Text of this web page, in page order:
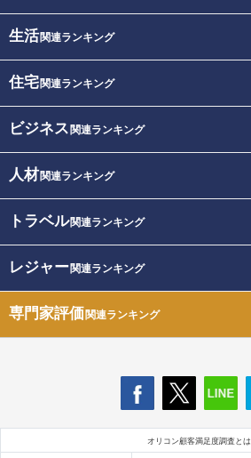
生活関連ランキング
住宅関連ランキング
ビジネス 関連ランキング
人材関連ランキング
トラベル関連ランキング
レジャー関連ランキング
専門家評価関連ランキング
オリコン顧客満足度調査とは